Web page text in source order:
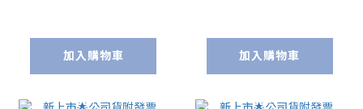
加入購物車 加入購物車